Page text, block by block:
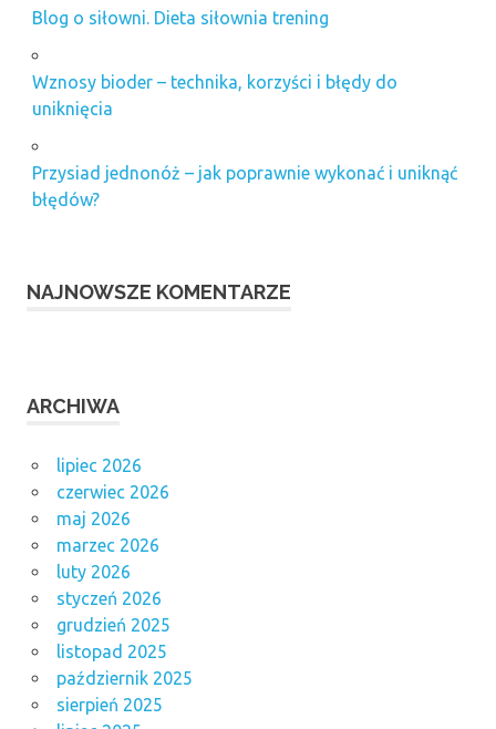
Blog o siłowni. Dieta siłownia trening
Wznosy bioder – technika, korzyści i błędy do
uniknięcia
Przysiad jednonóż – jak poprawnie wykonać i uniknąć
błędów?
NAJNOWSZE KOMENTARZE
ARCHIWA
lipiec 2026
czerwiec 2026
maj 2026
marzec 2026
luty 2026
styczeń 2026
grudzień 2025
listopad 2025
październik 2025
sierpień 2025